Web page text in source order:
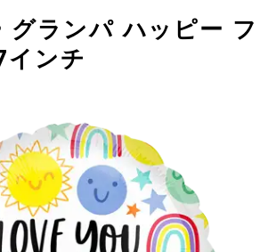
グランパ ハッピー フ
インチ